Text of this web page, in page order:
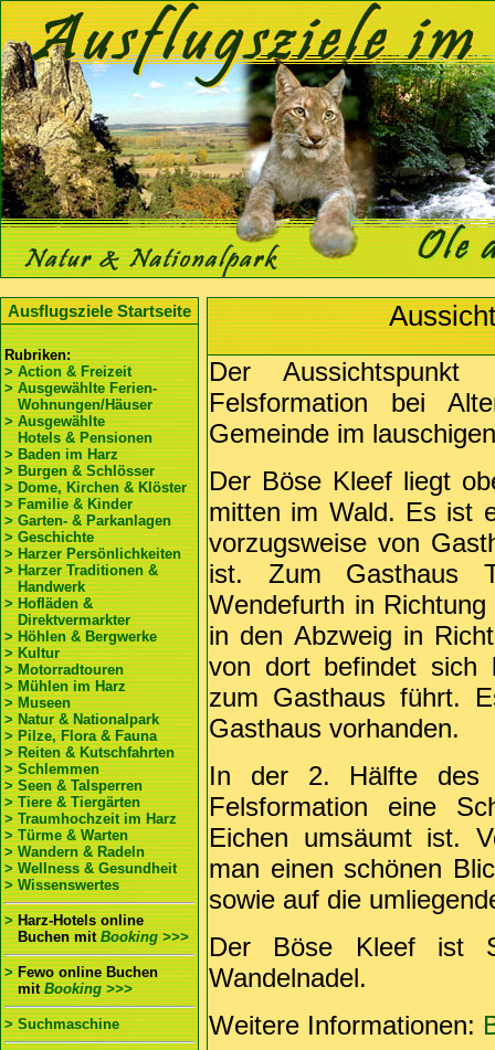
Ausflugsziele Startseite
Rubriken:
> Action & Freizeit
> Ausgewählte Ferien-
Wohnungen/Häuser
> Ausgewählte
Hotels & Pensionen
> Baden im Harz
> Burgen & Schlösser
> Dome, Kirchen & Klöster
> Familie & Kinder
> Garten- & Parkanlagen
> Geschichte
> Harzer Persönlichkeiten
> Harzer Traditionen &
Handwerk
> Hofläden &
Direktvermarkter
> Höhlen & Bergwerke
> Kultur
> Motorradtouren
> Mühlen im Harz
> Museen
> Natur & Nationalpark
> Pilze, Flora & Fauna
> Reiten & Kutschfahrten
> Schlemmen
> Seen & Talsperren
> Tiere & Tiergärten
> Traumhochzeit im Harz
> Türme & Warten
> Wandern & Radeln
> Wellness & Gesundheit
> Wissenswertes
>Harz-Hotels online
Buchen mit Booking >>>
>Fewo online Buchen
mitBooking >>>
> Suchmaschine
Der
Felsformation bei
Gemeinde im
Der Böse Kleef liegt
mitten im Wald. Es ist
vorzugsweise von
ist. Zum Gasthaus
Wendefurth in
in den Abzweig in
von dort befindet sich
zum Gasthaus führt.
Gasthaus vorhanden.
In der 2. Hälfte des
Felsformation eine
Eichen umsäumt ist.
man einen schönen
sowie auf die
Der Böse Kleef ist
Wandelnadel.
Weitere Informationen: